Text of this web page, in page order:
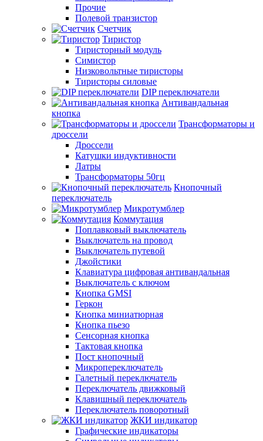
Прочие
Полевой транзистор
Счетчик
Тиристор
Тиристорный модуль
Симистор
Низковольтные тиристоры
Тиристоры силовые
DIP переключатели
Антивандальная
кнопка
Трансформаторы и
дроссели
Дроссели
Катушки индуктивности
Латры
Трансформаторы 50гц
Кнопочный
переключатель
Микротумблер
Коммутация
Поплавковый выключатель
Выключатель на провод
Выключатель путевой
Джойстики
Клавиатура цифровая антивандальная
Выключатель с ключом
Кнопка GMSI
Геркон
Кнопка миниатюрная
Кнопка пьезо
Сенсорная кнопка
Тактовая кнопка
Пост кнопочный
Микропереключатель
Галетный переключатель
Переключатель движковый
Клавишный переключатель
Переключатель поворотный
ЖКИ индикатор
Графические индикаторы